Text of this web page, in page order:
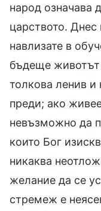
народ означава
царството. Днес
навлизате в
бъдеще
толкова ленив
преди; ако
невъзможно да
които Бог
никаква
желание да се
стремеж е